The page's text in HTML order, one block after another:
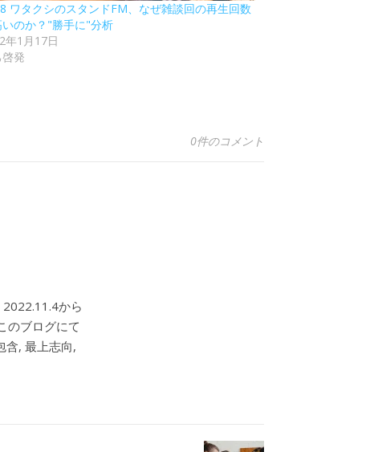
ワタクシのスタンドFM、なぜ雑談回の再生回数
のか？"勝手に"分析
年1月17日
啓発
0件のコメント
から
のブログにて
含, 最上志向,